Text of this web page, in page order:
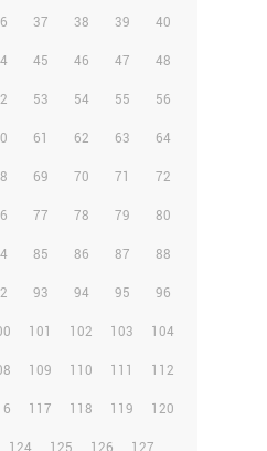
37 38 39 40
45 46 47 48
53 54 55 56
61 62 63 64
69 70 71 72
77 78 79 80
85 86 87 88
93 94 95 96
101 102 103 104
109 110 111 112
117 118 119 120